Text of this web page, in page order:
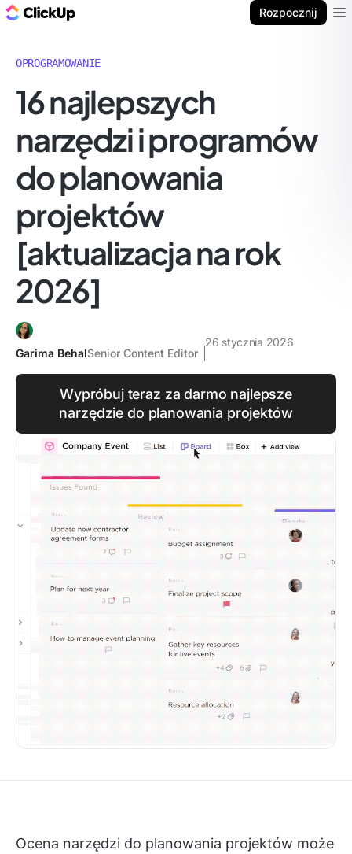
Rozpocznij
OPROGRAMOWANIE
16 najlepszych
narzędzi i programów
do planowania
projektów
[aktualizacja na rok
2026]
Garima BehalSenior Content Editor
26 stycznia 2026
Wypróbuj teraz za darmo najlepsze
narzędzie do planowania projektów
Ocena narzędzi do planowania projektów może